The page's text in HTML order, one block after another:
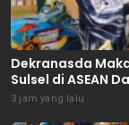
Dekranasda
Sulsel di ASEAN
3 jam yang lalu